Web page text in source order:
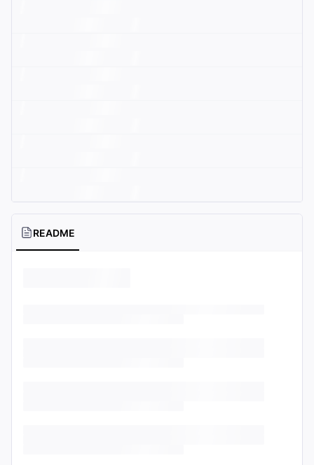
README